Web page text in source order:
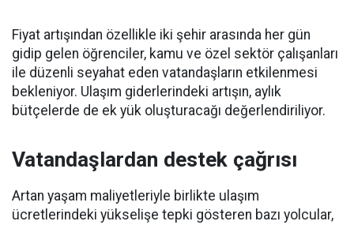
Fiyat artışından özellikle iki şehir arasında her gün
gidip gelen öğrenciler, kamu ve özel sektör çalışanları
ile düzenli seyahat eden vatandaşların etkilenmesi
bekleniyor. Ulaşım giderlerindeki artışın, aylık
bütçelerde de ek yük oluşturacağı değerlendiriliyor.
Vatandaşlardan destek çağrısı
Artan yaşam maliyetleriyle birlikte ulaşım
ücretlerindeki yükselişe tepki gösteren bazı yolcular,